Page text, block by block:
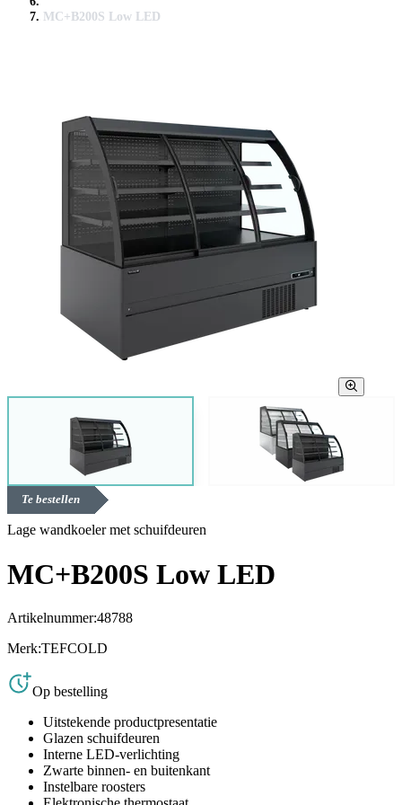
MC+B200S Low LED
Te bestellen
Lage wandkoeler met schuifdeuren
MC+B200S Low LED
Artikelnummer:48788
Merk:TEFCOLD
Op bestelling
Uitstekende productpresentatie
Glazen schuifdeuren
Interne LED-verlichting
Zwarte binnen- en buitenkant
Instelbare roosters